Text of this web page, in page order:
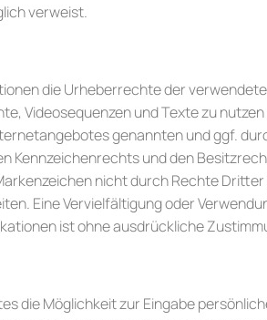
verweist.
die Urheberrechte der
Videosequenzen und Texte zu
genannten und ggf.
Kennzeichenrechts und den
nicht durch Rechte
Eine Vervielfältigung oder
ist ohne ausdrückliche
die Möglichkeit zur Eingabe